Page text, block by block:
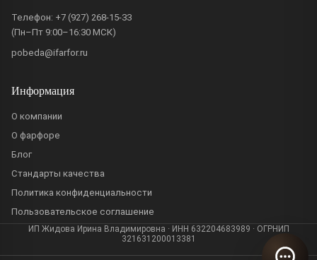
Телефон: +7 (927) 268-15-33
(Пн–Пт 9:00–16:30 МСК)
pobeda@ifarfor.ru
Информация
О компании
О фарфоре
Блог
Стандарты качества
Политика конфиденциальности
Пользовательское соглашение
ИП Жидова Ирина Владимировна · ИНН 632204683989 · ОГРНИП
321631200013381